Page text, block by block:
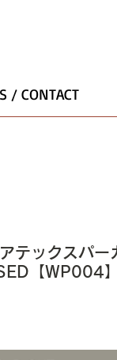
/ CONTACT
テックスパー
【WP004】